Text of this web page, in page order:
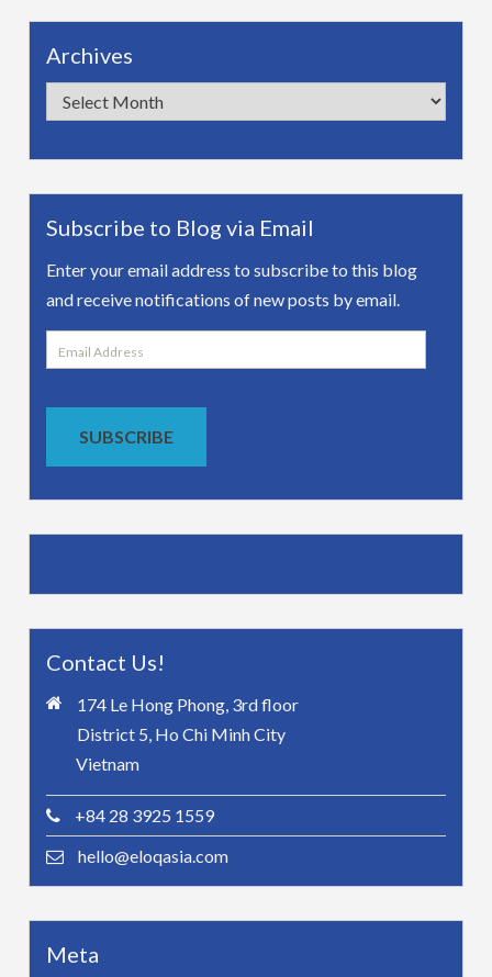
Archives
Archives
Subscribe to Blog via Email
Enter your email address to subscribe to this blog
and receive notifications of new posts by email.
Email
Address
SUBSCRIBE
Contact Us!
174 Le Hong Phong, 3rd floor
District 5, Ho Chi Minh City
Vietnam
+84 28 3925 1559
hello@eloqasia.com
Meta